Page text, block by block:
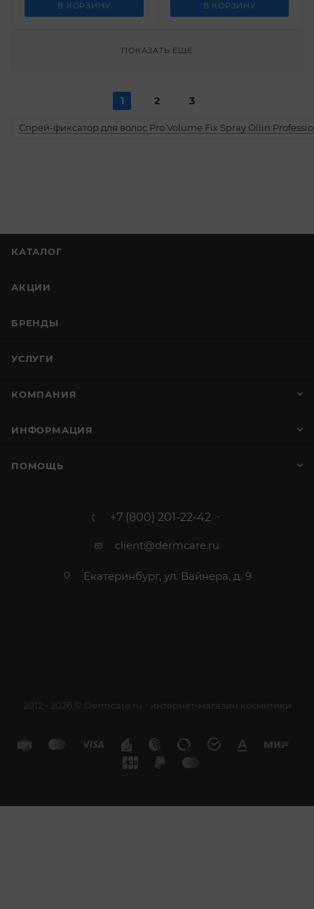
В КОРЗИНУ В КОРЗИНУ
ПОКАЗАТЬ ЕЩЕ
1 2 3
Спрей-фиксатор для волос Pro Volume Fix Spray Ollin
КАТАЛОГ
АКЦИИ
БРЕНДЫ
УСЛУГИ
КОМПАНИЯ
ИНФОРМАЦИЯ
ПОМОЩЬ
+7 (800) 201-22-42
client@dermcare.ru
Екатеринбург, ул. Вайнера, д. 9
2012 - 2026 © Dermcare.ru - интернет-магазин косметики